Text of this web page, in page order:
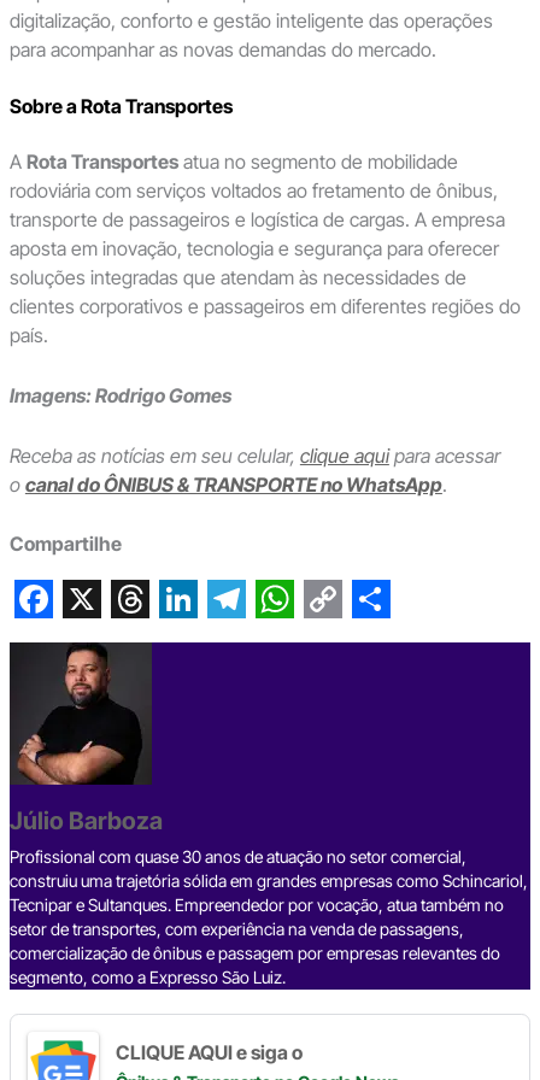
digitalização, conforto e gestão inteligente das operações
para acompanhar as novas demandas do mercado.
Sobre a Rota Transportes
A Rota Transportesatua no segmento de mobilidade
rodoviária com serviços voltados ao fretamento de ônibus,
transporte de passageiros e logística de cargas. A empresa
aposta em inovação, tecnologia e segurança para oferecer
soluções integradas que atendam às necessidades de
clientes corporativos e passageiros em diferentes regiões do
país.
Imagens: Rodrigo Gomes
Receba as notícias em seu celular, clique aquipara acessar
o canal do ÔNIBUS & TRANSPORTE no WhatsApp.
Compartilhe
F
e
b
o
o
k
X T
h
r
e
a
d
s
L
d
I
n
T
a
m
W
p
p
C
n
k
S
Júlio Barboza
Profissional com quase 30 anos de atuação no setor comercial,
construiu uma trajetória sólida em grandes empresas como Schincariol,
Tecnipar e Sultanques. Empreendedor por vocação, atua também no
setor de transportes, com experiência na venda de passagens,
comercialização de ônibus e passagem por empresas relevantes do
segmento, como a Expresso São Luiz.
CLIQUE AQUI e siga o